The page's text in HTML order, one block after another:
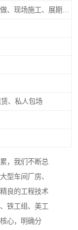
、私人包场
，我们不断总
型车间厂房、
良的工程技术
铁工组、美工
心，明确分